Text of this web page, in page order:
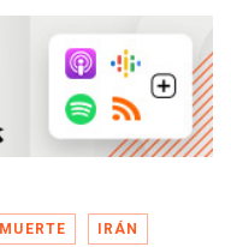
MUERTE IRÁN